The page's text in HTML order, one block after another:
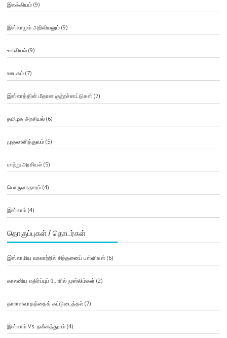
இலக்கியம்(9)
இஸ்லாமும் அறிவியலும்(9)
உளவியல்(9)
ஊடகம்(7)
இஸ்லாத்தின் மீதான குற்றச்சாட்டுகள் (7)
தமிழக அரசியல்(6)
முதலாளித்துவம்(5)
மாற்று அரசியல்(5)
பொருளாதாரம்(4)
இஸ்லாம்(4)
தொகுப்புகள் / தொடர்கள்
இஸ்லாமிய வரலாற்றில் சிந்தனைப் பள்ளிகள் (6)
காலனிய எதிர்ப்புப் போரில் முஸ்லிம்கள் (2)
தாராளவாதத்தைக் கட்டுடைத்தல்(7)
இஸ்லாம் Vs. நவீனத்துவம்(4)